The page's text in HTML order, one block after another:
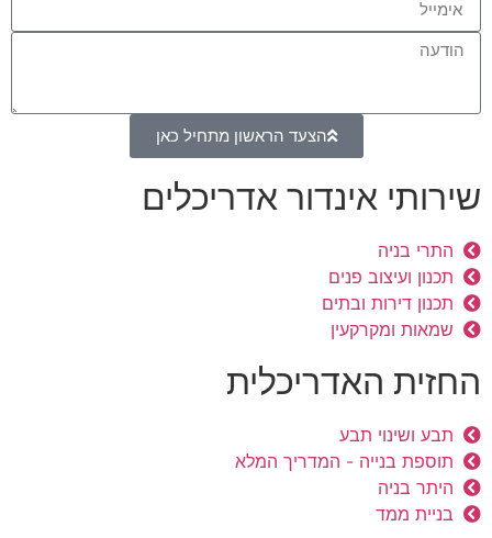
הצעד הראשון מתחיל כאן
שירותי אינדור אדריכלים
התרי בניה
תכנון ועיצוב פנים
תכנון דירות ובתים
שמאות ומקרקעין
החזית האדריכלית
תבע ושינוי תבע
תוספת בנייה - המדריך המלא
היתר בניה
בניית ממד